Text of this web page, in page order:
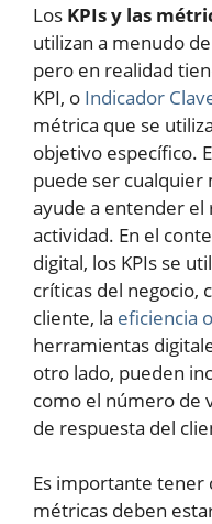
Los KPIs y las
utilizan a menudo
pero en realidad
KPI, o Indicador
métrica que se
objetivo específico.
puede ser cualquier
ayude a entender
actividad. En el
digital, los KPIs se
críticas del negocio,
cliente, la eficiencia
herramientas
otro lado, pueden
como el número de
de respuesta del
Es importante tener
métricas deben